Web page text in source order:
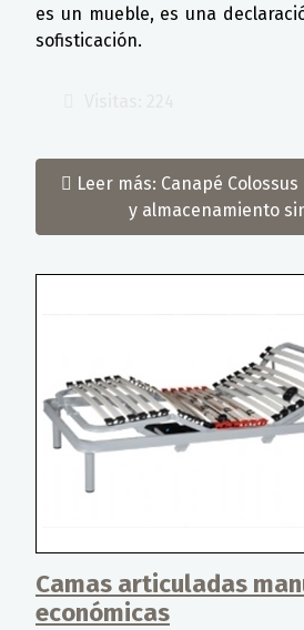
es un mueble, es una
sofisticación.
Leer más: Canapé
y almacenamiento
Camas articuladas
económicas